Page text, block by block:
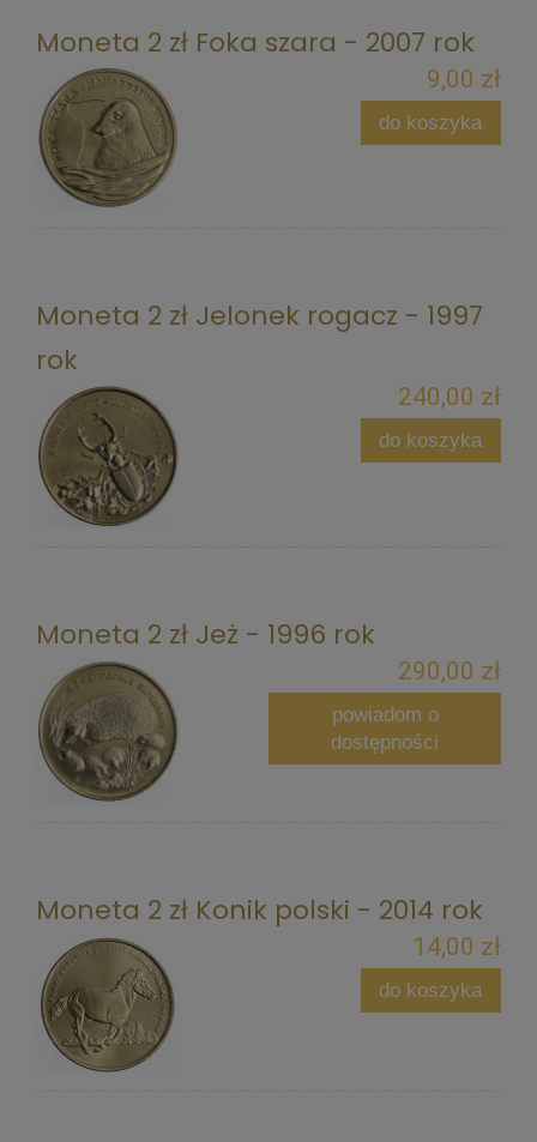
Moneta 2 zł Foka szara - 2007 rok
9,00 zł
do koszyka
Moneta 2 zł Jelonek rogacz - 1997
rok
240,00 zł
do koszyka
Moneta 2 zł Jeż - 1996 rok
290,00 zł
powiadom o
dostępności
Moneta 2 zł Konik polski - 2014 rok
14,00 zł
do koszyka